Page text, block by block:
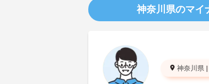
神奈川県のマイ
神奈川県 |